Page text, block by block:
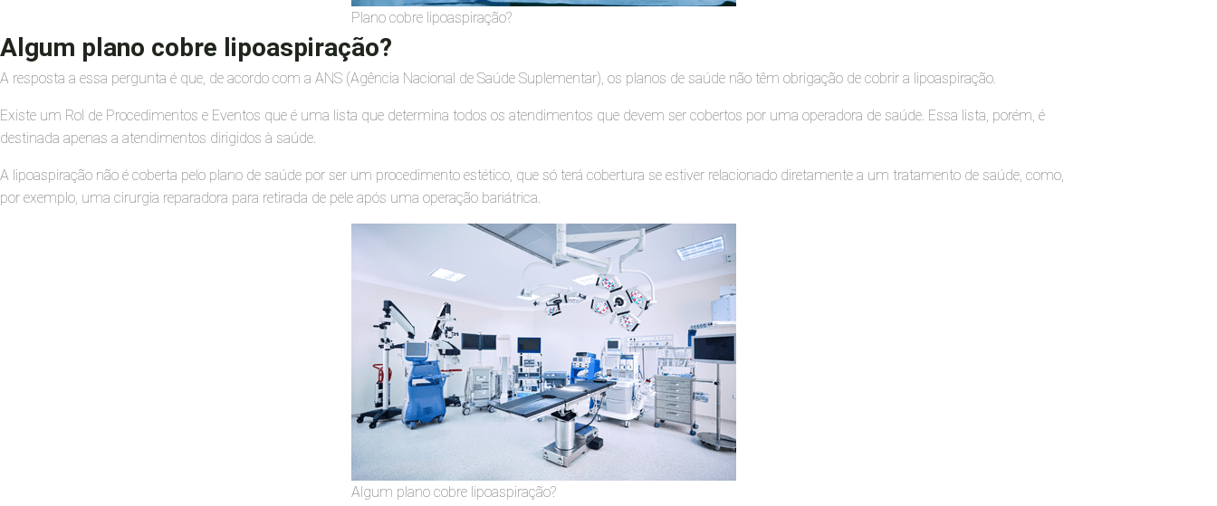
Plano cobre lipoaspiração?
Algum plano cobre lipoaspiração?
A resposta a essa pergunta é que, de acordo com a ANS (Agência Nacional de Saúde Suplementar), os planos de saúde não têm obrigação de cobrir a lipoaspiração.
Existe um Rol de Procedimentos e Eventos que é uma lista que determina todos os atendimentos que devem ser cobertos por uma operadora de saúde. Essa lista, porém, é
destinada apenas a atendimentos dirigidos à saúde.
A lipoaspiração não é coberta pelo plano de saúde por ser um procedimento estético, que só terá cobertura se estiver relacionado diretamente a um tratamento de saúde, como,
por exemplo, uma cirurgia reparadora para retirada de pele após uma operação bariátrica.
Algum plano cobre lipoaspiração?